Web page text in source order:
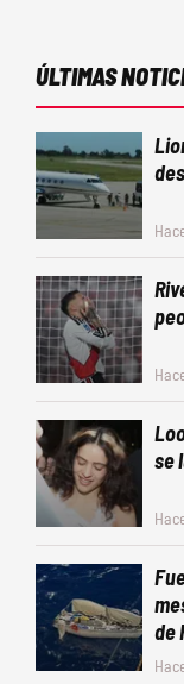
ÚLTIMAS
se
de